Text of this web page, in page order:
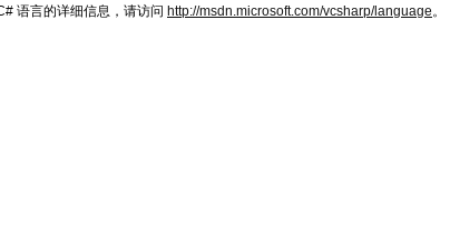
语言的详细信息，请访问 http://msdn.microsoft.com/vcsharp/language。